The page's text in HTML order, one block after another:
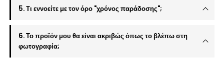
5. Τι εννοείτε με τον όρο "χρόνος παράδοσης";
6. Το προϊόν μου θα είναι ακριβώς όπως το βλέπω στη
φωτογραφία;